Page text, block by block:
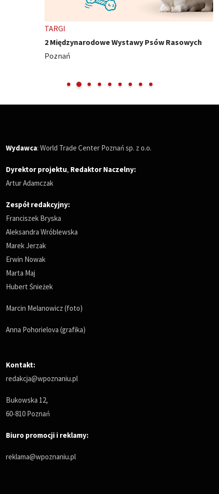
2 Międzynarodowe Wystawy Psów Rasowych
Wydawca: World Trade Center Poznań sp. z o.o.
Dyrektor projektu, Redaktor Naczelny:
Artur Adamczak
Zespół redakcyjny:
Franciszek Bryska
Aleksandra Wróblewska
Marek Jerzak
Erwin Nowak
Marta Maj
Hubert Śnieżek
Marcin Melanowicz (foto)
Anna Pohorielova (grafika)
Kontakt:
redakcja@wpoznaniu.pl
Bukowska 12,
60-810 Poznań
Biuro promocji i reklamy:
reklama@wpoznaniu.pl